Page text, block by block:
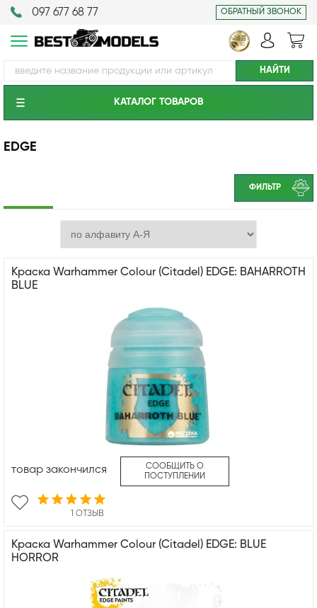
097 677 68 77 ОБРАТНЫЙ ЗВОНОК
КАТАЛОГ ТОВАРОВ
EDGE
ФИЛЬТР
Краска Warhammer Colour (Citadel) EDGE: BAHARROTH
BLUE
1 ОТЗЫВ
товар закончился
СООБЩИТЬ О
ПОСТУПЛЕНИИ
Краска Warhammer Colour (Citadel) EDGE: BLUE
HORROR